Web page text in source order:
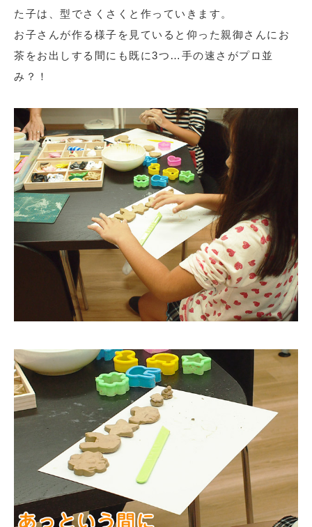
た子は、型でさくさくと作っていきます。
お子さんが作る様子を見ていると仰った親御さんにお
茶をお出しする間にも既に3つ…手の速さがプロ並
み？！